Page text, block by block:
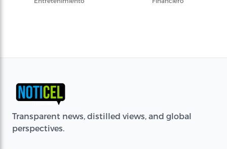
Transparent news, distilled views, and global
perspectives.